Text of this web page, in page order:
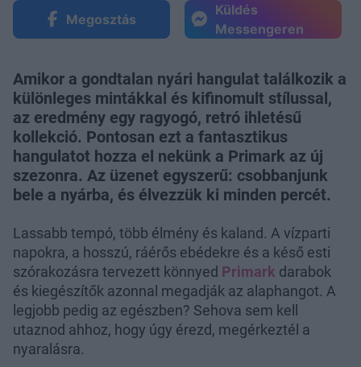
Megosztás
Küldés
Messengeren
Amikor a gondtalan nyári hangulat találkozik a
különleges mintákkal és kifinomult stílussal,
az eredmény egy ragyogó, retró ihletésű
kollekció. Pontosan ezt a fantasztikus
hangulatot hozza el nekünk a Primark az új
szezonra. Az üzenet egyszerű: csobbanjunk
bele a nyárba, és élvezzük ki minden percét.
Lassabb tempó, több élmény és kaland. A vízparti
napokra, a hosszú, ráérős ebédekre és a késő esti
szórakozásra tervezett könnyed Primark darabok
és kiegészítők azonnal megadják az alaphangot. A
legjobb pedig az egészben? Sehova sem kell
utaznod ahhoz, hogy úgy érezd, megérkeztél a
nyaralásra.